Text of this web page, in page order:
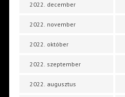
2022. december
2022. november
2022. október
2022. szeptember
2022. augusztus